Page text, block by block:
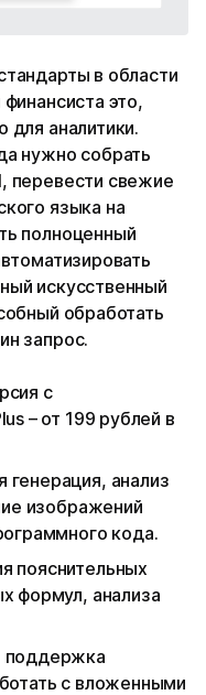
в области
это,
для аналитики.
нужно собрать
перевести свежие
языка на
полноценный
искусственный
обработать
запрос.
с
– от 199 рублей в
генерация, анализ
изображений
кода.
пояснительных
формул, анализа
поддержка
с вложенными